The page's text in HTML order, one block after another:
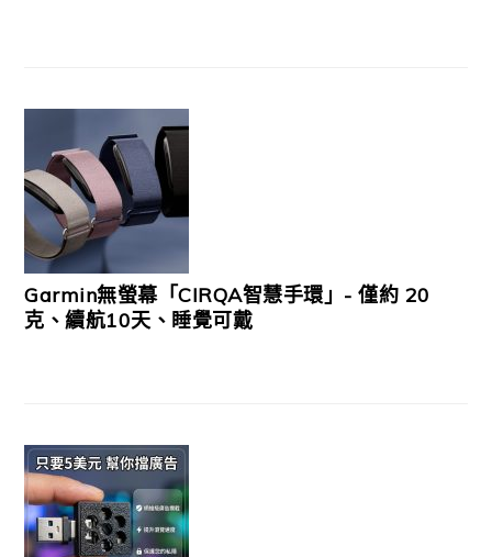
Garmin無螢幕「CIRQA智慧手環」- 僅約 20
克、續航10天、睡覺可戴